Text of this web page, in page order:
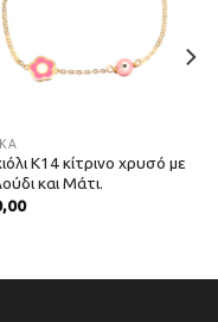
Κ14 κίτρινο χρυσό με
και Μάτι.